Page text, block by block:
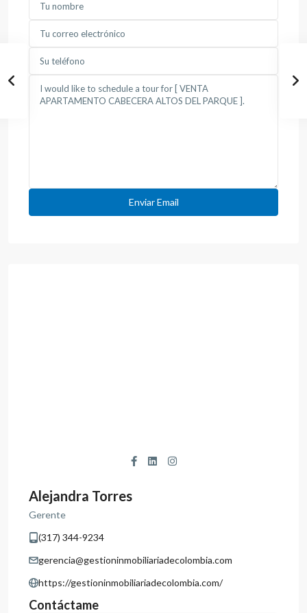
Alejandra Torres
Gerente
(317) 344-9234
gerencia@gestioninmobiliariadecolombia.com
https://gestioninmobiliariadecolombia.com/
Contáctame